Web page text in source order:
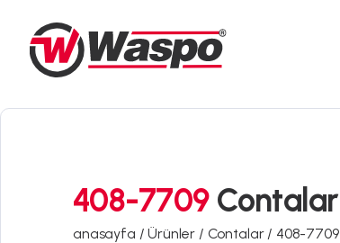
408-7709 Contalar
anasayfa /Ürünler / Contalar / 408-7709